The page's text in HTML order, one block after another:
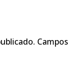
Campos